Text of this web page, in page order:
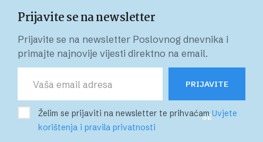
Prijavite se na newsletter
Prijavite se na newsletter Poslovnog dnevnika i
primajte najnovije vijesti direktno na email.
PRIJAVITE
SE
Želim se prijaviti na newsletter te prihvaćamUvjete
korištenja i pravila privatnosti